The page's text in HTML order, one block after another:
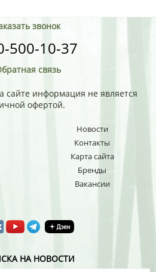
звонок
500-10-37
связь
сайте информация не является
офертой.
Новости
Контакты
Карта сайта
Бренды
Вакансии
НА НОВОСТИ